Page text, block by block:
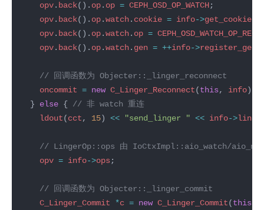
opv. back(). op. op = CEPH_OSD_OP_WATCH
opv. back(). op.watch. cookie = info->get_cookie
opv. back(). op.watch. op =
opv. back(). op.watch. gen = ++info->register_gen
oncommit = new C_Linger_Reconnect(this, info
  }
else {
ldout(cct, 15) << "send_linger " << info->
opv = info->ops
C_Linger_Commit
*c = new C_Linger_Commit(this